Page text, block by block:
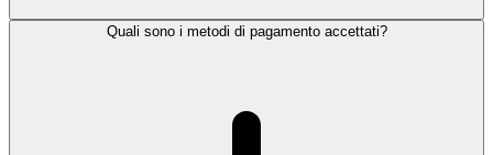
Quali sono i metodi di pagamento accettati?